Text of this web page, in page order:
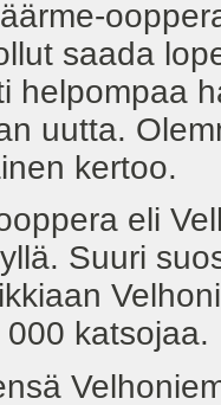
saada
helpompaa
uutta.
kertoo.
eli
Suuri
katsojaa.